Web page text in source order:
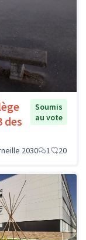
des
Soumis
au vote
2030 1 20